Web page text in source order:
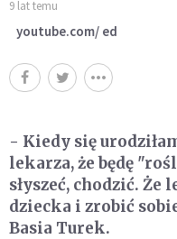
9 lat temu
youtube.com/ ed
- Kiedy się
lekarza, że będę
słyszeć, chodzić.
dziecka i zrobić
Basia Turek.